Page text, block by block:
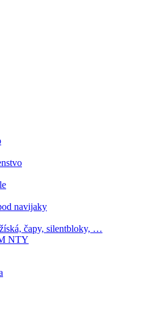
navijaky
čapy, silentbloky, …
NTY